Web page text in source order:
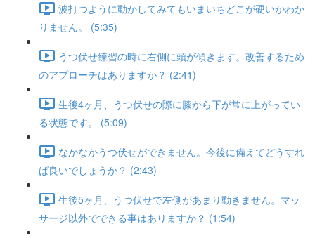
波打つように動かしてみてもいまいちどこが硬いかわか
りません。 (5:35)
うつ伏せ練習の時に右側に頭が傾きます。改善するため
のアプローチはありますか？ (2:41)
生後4ヶ月、うつ伏せの際に膝から下が常に上がってい
る状態です。 (5:09)
なかなかうつ伏せができません。今後に備えてどうすれ
ば良いでしょうか？ (2:43)
生後5ヶ月、うつ伏せで左側があまり動きません。マッ
サージ以外でできる事はありますか？ (1:54)